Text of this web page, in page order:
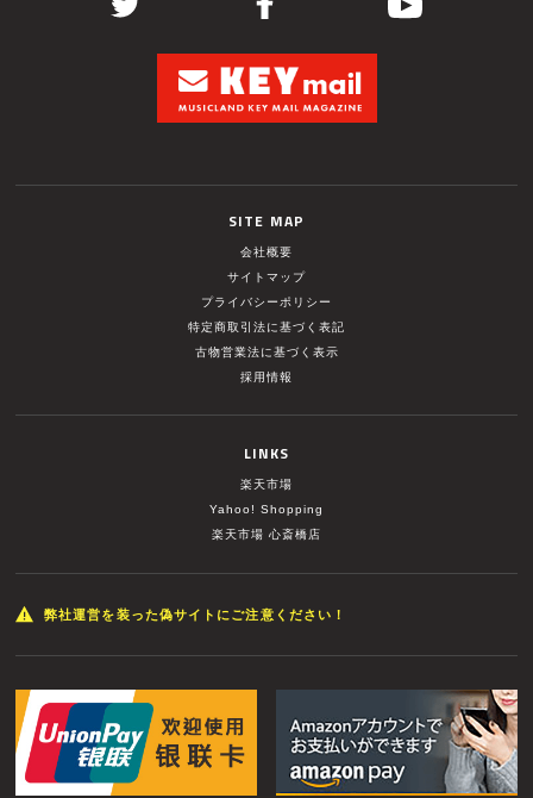
SITE MAP
会社概要
サイトマップ
プライバシーポリシー
特定商取引法に基づく表記
古物営業法に基づく表示
採用情報
LINKS
楽天市場
Yahoo! Shopping
楽天市場 心斎橋店
弊社運営を装った偽サイトにご注意ください！